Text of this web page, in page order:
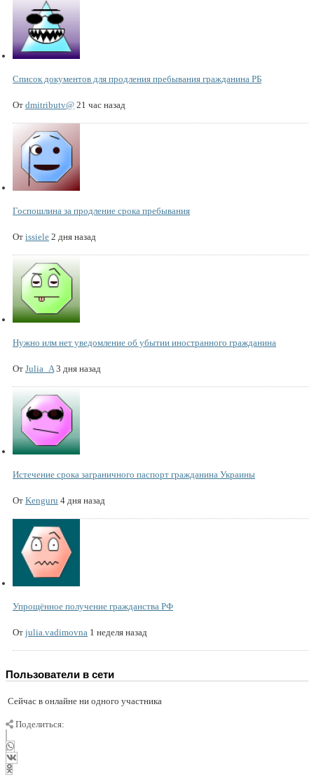
Список документов для продления пребывания гражданина РБ
От dmitributv@ 21 час назад
Госпошлина за продление срока пребывания
От issiele 2 дня назад
Нужно илм нет уведомление об убытии иностранного гражданина
От Julia_A 3 дня назад
Истечение срока заграничного паспорт гражданина Украины
От Kenguru 4 дня назад
Упрощённое получение гражданства РФ
От julia.vadimovna 1 неделя назад
Пользователи в сети
Сейчас в онлайне ни одного участника
Поделиться: